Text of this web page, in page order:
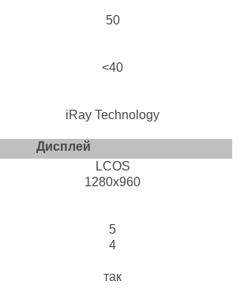
50
<40
iRay Technology
Дисплей
LCOS
1280x960
5
4
так